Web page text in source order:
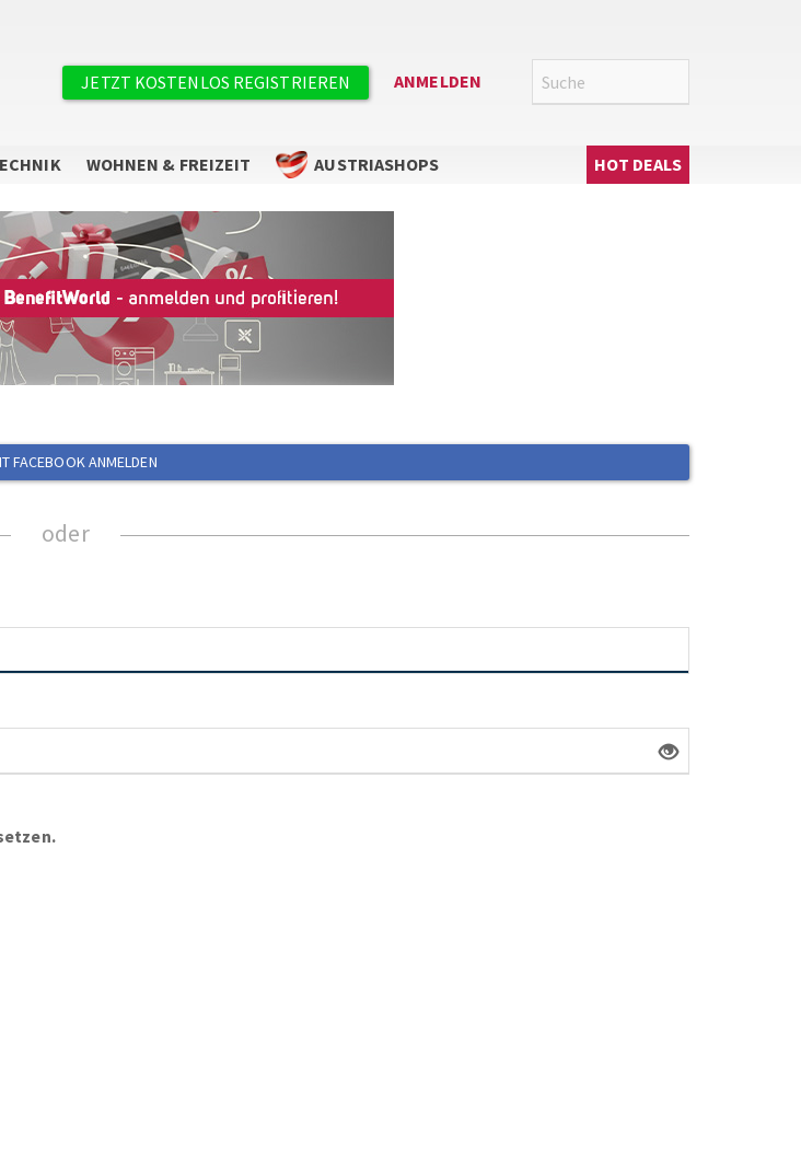
Suche
Benutzermenü
JETZT KOSTENLOS REGISTRIEREN ANMELDEN
WOHNEN & FREIZEIT AUSTRIASHOPS Hauptnavigation
HOT DEALS
FACEBOOK ANMELDEN